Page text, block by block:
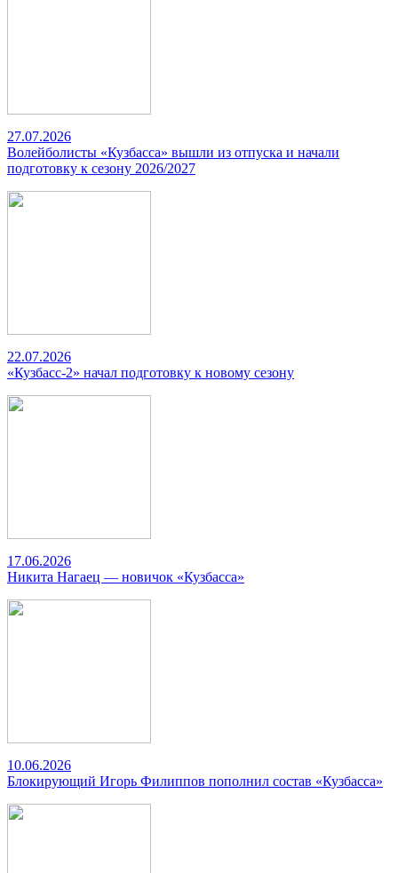
27.07.2026
Волейболисты «Кузбасса» вышли из отпуска и начали
подготовку к сезону 2026/2027
22.07.2026
«Кузбасс-2» начал подготовку к новому сезону
17.06.2026
Никита Нагаец — новичок «Кузбасса»
10.06.2026
Блокирующий Игорь Филиппов пополнил состав «Кузбасса»